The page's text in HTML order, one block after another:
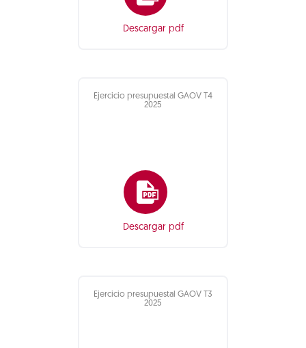
Descargar pdf
Ejercicio presupuestal GAOV T4
2025
Descargar pdf
Ejercicio presupuestal GAOV T3
2025